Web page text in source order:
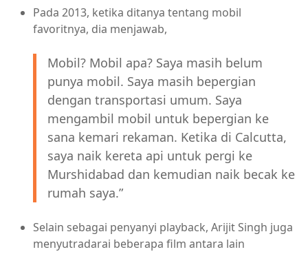
Pada 2013, ketika ditanya tentang mobil
favoritnya, dia menjawab,
Mobil? Mobil apa? Saya masih belum
punya mobil. Saya masih bepergian
dengan transportasi umum. Saya
mengambil mobil untuk bepergian ke
sana kemari rekaman. Ketika di Calcutta,
saya naik kereta api untuk pergi ke
Murshidabad dan kemudian naik becak ke
rumah saya.”
Selain sebagai penyanyi playback, Arijit Singh juga
menyutradarai beberapa film antara lain